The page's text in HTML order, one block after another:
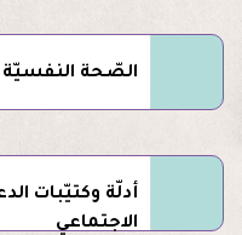
الصّحة النفسيّة
أدلّة وكتيّبات
الاجتماعي